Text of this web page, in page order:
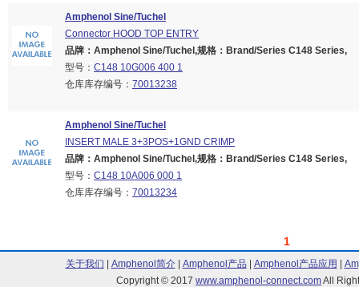
Amphenol Sine/Tuchel
Connector HOOD TOP ENTRY
品牌：Amphenol Sine/Tuchel,规格：Brand/Series C148 Series,
型号： C148 10G006 400 1
仓库库存编号： 70013238
Amphenol Sine/Tuchel
INSERT MALE 3+3POS+1GND CRIMP
品牌：Amphenol Sine/Tuchel,规格：Brand/Series C148 Series,
型号： C148 10A006 000 1
仓库库存编号： 70013234
1
关于我们 Amphenol简介| Amphenol产品 Amphenol产品应用
Copyright © 2017 www.amphenol-connect.comAll